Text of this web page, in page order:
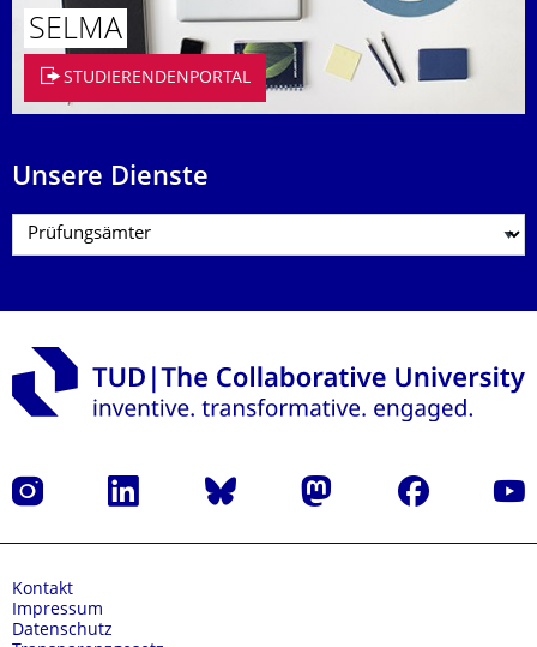
SELMA
STUDIERENDENPORTAL
Unsere Dienste
Instagram LinkedIn Bluesky Mastodon Facebook
Kontakt
Impressum
Datenschutz